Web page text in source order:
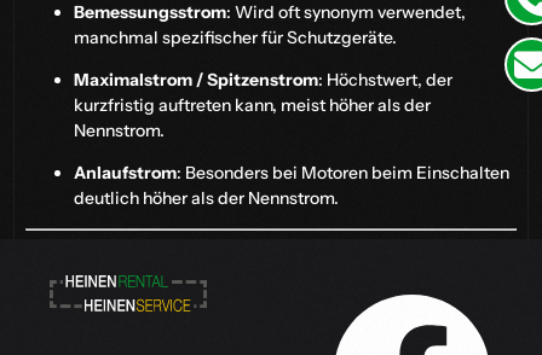
Bemessungsstrom: Wird oft synonym verwendet,
manchmal spezifischer für Schutzgeräte.
Maximalstrom / Spitzenstrom: Höchstwert, der
kurzfristig auftreten kann, meist höher als der
Nennstrom.
Anlaufstrom: Besonders bei Motoren beim Einschalten
deutlich höher als der Nennstrom.